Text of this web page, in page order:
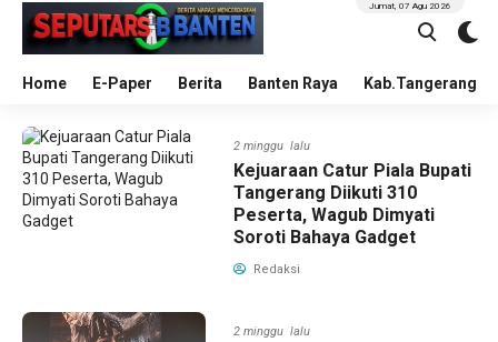
Home E-Paper Berita Banten Raya Kab.Tangerang
Jumat, 07 Agu 2026
2 minggu lalu
Kejuaraan Catur Piala Bupati
Tangerang Diikuti 310
Peserta, Wagub Dimyati
Soroti Bahaya Gadget
Redaksi
2 minggu lalu